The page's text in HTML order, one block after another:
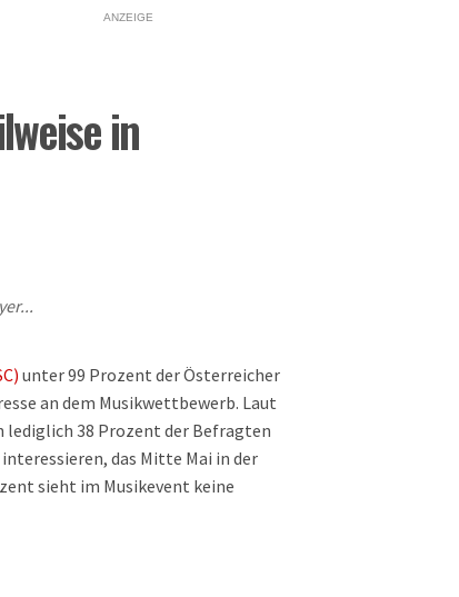
ANZEIGE
in
unter 99 Prozent der Österreicher
an dem Musikwettbewerb. Laut
38 Prozent der Befragten
das Mitte Mai in der
sieht im Musikevent keine